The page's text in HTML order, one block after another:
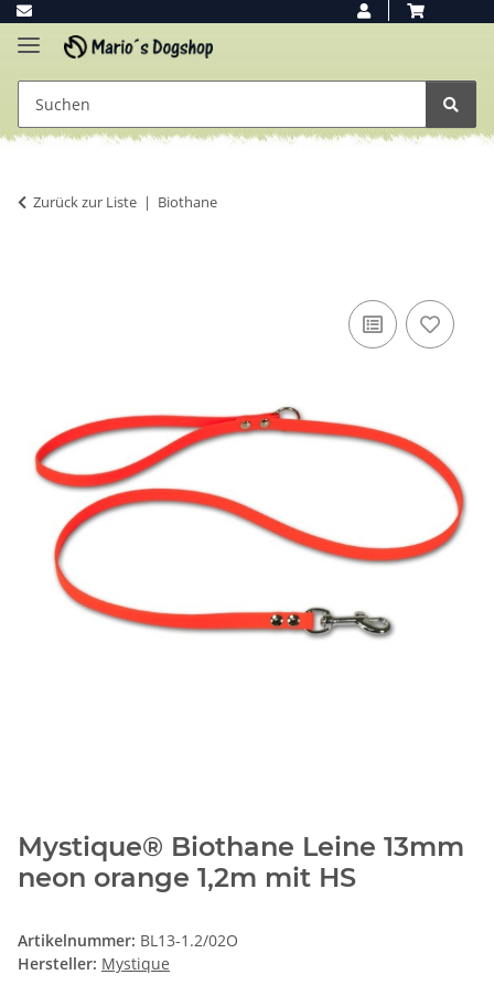
Zurück zur Liste Biothane
Mystique® Biothane Leine 13mm
neon orange 1,2m mit HS
Artikelnummer: BL13-1.2/02O
Hersteller: Mystique